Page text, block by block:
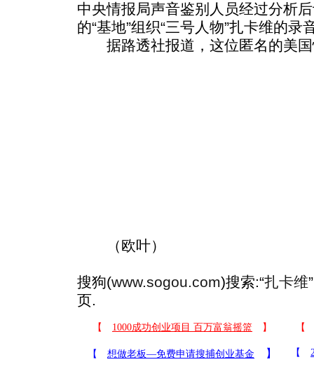
中央情报局声音鉴别人员经过分析
的“基地”组织“三号人物”扎卡维的
据路透社报道，这位匿名的美国
（欧叶）
搜狗(www.sogou.com)搜索:“扎卡维
页.